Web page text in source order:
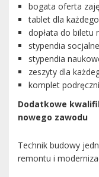
bogata oferta
tablet dla
dopłata do biletu
stypendia socjalne
stypendia
zeszyty dla
komplet
Dodatkowe
nowego zawodu
Technik budowy
remontu i